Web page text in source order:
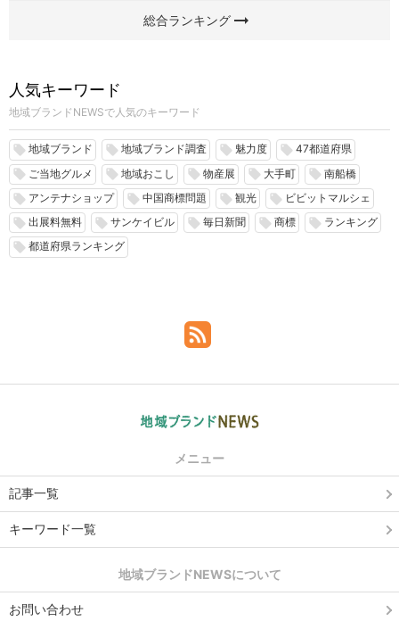
総合ランキングarrow_right_alt
人気キーワード
地域ブランドNEWSで人気のキーワード
local_offer 地域ブランド local_offer 地域ブランド調査 local_offer 魅力度 local_offer 47都道府県
local_offer ご当地グルメ local_offer 地域おこし local_offer 物産展 local_offer 大手町 local_offer 南船橋
local_offer アンテナショップ local_offer 中国商標問題 local_offer 観光 local_offer ビビットマルシェ
local_offer 出展料無料 local_offer サンケイビル local_offer 毎日新聞 local_offer 商標 local_offer ランキング
local_offer 都道府県ランキング
メニュー
記事一覧
キーワード一覧
地域ブランドNEWSについて
お問い合わせ